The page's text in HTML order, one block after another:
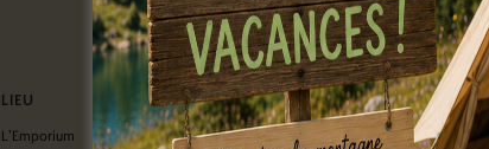
jeux
LIEU
L’Emporium